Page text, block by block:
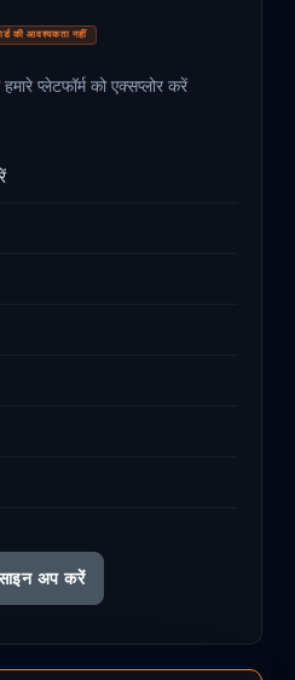
की आवश्यकता नहीं
प्लेटफॉर्म को एक्सप्लोर करें
अप करें